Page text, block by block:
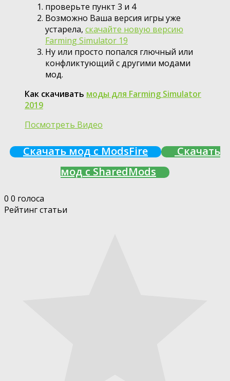
проверьте пункт 3 и 4
Возможно Ваша версия игры уже
устарела, скачайте новую версию
Farming Simulator 19
Ну или просто попался глючный или
конфликтующий с другими модами
мод.
Как скачивать моды для Farming Simulator
2019
Посмотреть Видео
Скачать мод с ModsFire
Скачать
мод с SharedMods
0 0 голоса
Рейтинг статьи